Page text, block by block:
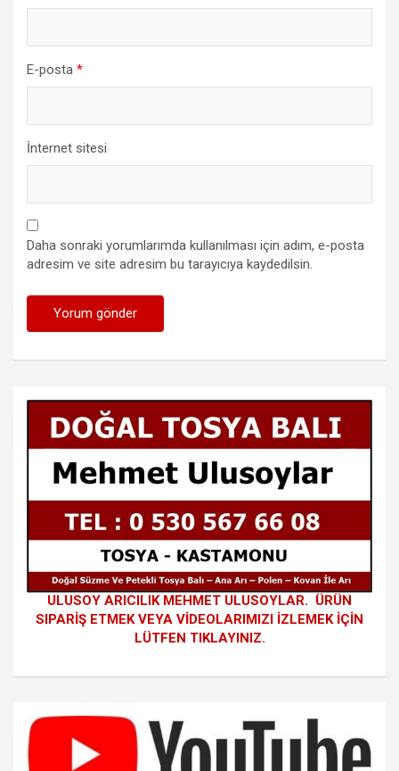
E-posta *
İnternet sitesi
Daha sonraki yorumlarımda kullanılması için adım, e-posta
adresim ve site adresim bu tarayıcıya kaydedilsin.
ULUSOY ARICILIK MEHMET ULUSOYLAR. ÜRÜN
SIPARİŞ ETMEK VEYA VİDEOLARIMIZI İZLEMEK İÇİN
LÜTFEN TIKLAYINIZ.